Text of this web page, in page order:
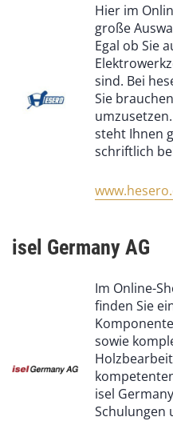
Hier im
große
Egal ob Sie
sind. Bei
Sie
steht Ihnen
schriftlich
isel Germany AG
Im Online-
finden Sie
sowie
isel
Schulungen